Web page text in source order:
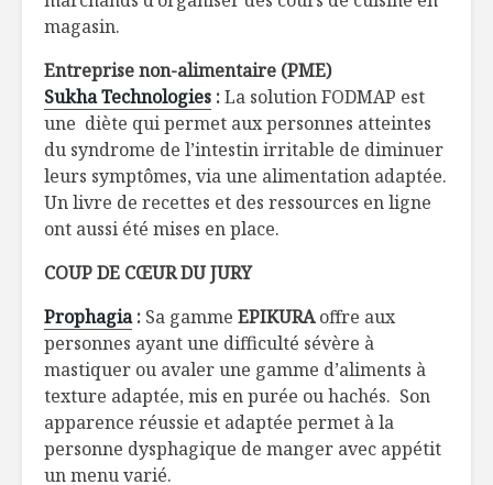
magasin.
Entreprise non-alimentaire (PME)
Sukha Technologies :La solution FODMAP est
une diète qui permet aux personnes atteintes
du syndrome de l’intestin irritable de diminuer
leurs symptômes, via une alimentation adaptée.
Un livre de recettes et des ressources en ligne
ont aussi été mises en place.
COUP DE CŒUR DU JURY
Prophagia: Sa gamme EPIKURAoffre aux
personnes ayant une difficulté sévère à
mastiquer ou avaler une gamme d’aliments à
texture adaptée, mis en purée ou hachés. Son
apparence réussie et adaptée permet à la
personne dysphagique de manger avec appétit
un menu varié.